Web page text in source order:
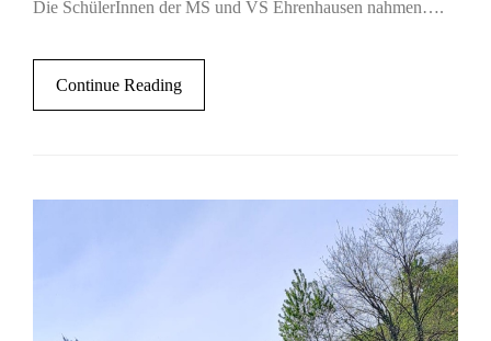
Die SchülerInnen der MS und VS Ehrenhausen nahmen….
Continue Reading